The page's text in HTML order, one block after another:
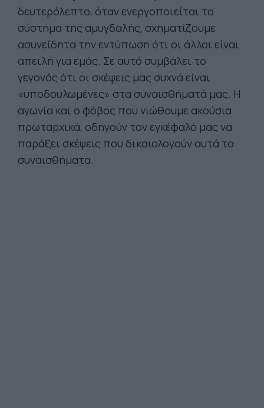
δευτερόλεπτο, όταν ενεργοποιείται το
σύστημα της αμυγδαλής, σχηματίζουμε
ασυνείδητα την εντύπωση ότι οι άλλοι είναι
απειλή για εμάς. Σε αυτό συμβάλει το
γεγονός ότι οι σκέψεις μας συχνά είναι
«υποδουλωμένες» στα συναισθήματά μας. Η
αγωνία και ο φόβος που νιώθουμε ακούσια
πρωταρχικά, οδηγούν τον εγκέφαλό μας να
παράξει σκέψεις που δικαιολογούν αυτά τα
συναισθήματα.